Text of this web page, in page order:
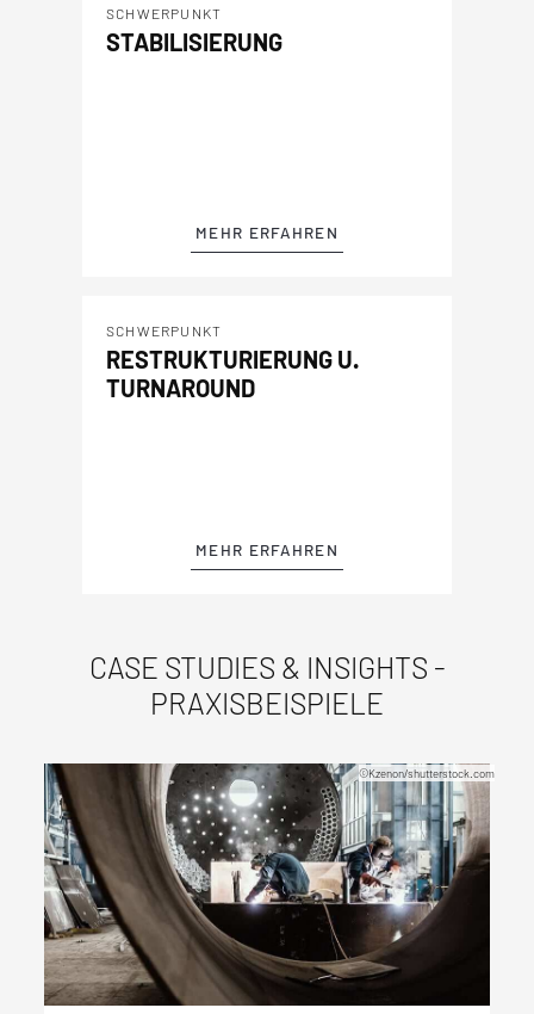
SCHWERPUNKT
STABILISIERUNG
MEHR ERFAHREN
SCHWERPUNKT
RESTRUKTURIERUNG U.
TURNAROUND
MEHR ERFAHREN
CASE STUDIES & INSIGHTS -
PRAXISBEISPIELE
©Kzenon/shutterstock.com